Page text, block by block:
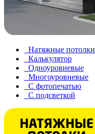
Натяжные потолки
Калькулятор
Одноуровневые
Многоуровневые
С фотопечатью
С подсветкой